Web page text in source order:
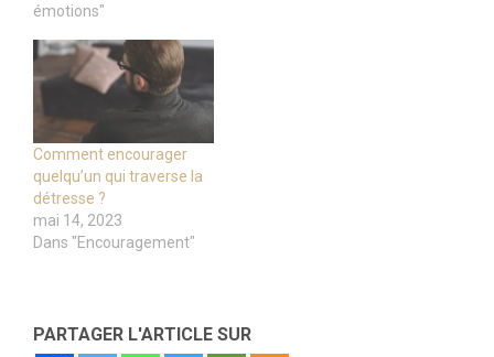
émotions"
Comment encourager
quelqu’un qui traverse la
détresse ?
mai 14, 2023
Dans "Encouragement"
PARTAGER L'ARTICLE SUR